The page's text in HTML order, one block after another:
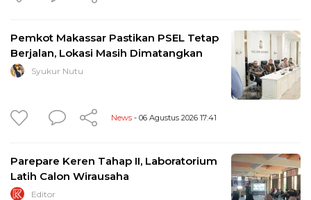
Pemkot Makassar Pastikan PSEL Tetap
Berjalan, Lokasi Masih Dimatangkan
Syukur Nutu
News - 06 Agustus 2026 17:41
Parepare Keren Tahap II, Laboratorium
Latih Calon Wirausaha
Editor